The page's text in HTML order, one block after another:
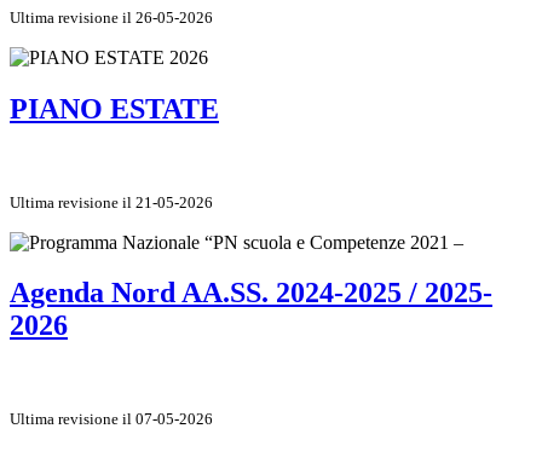
Ultima revisione il 26-05-2026
PIANO ESTATE
Ultima revisione il 21-05-2026
Agenda Nord AA.SS. 2024-2025 / 2025-
2026
Ultima revisione il 07-05-2026